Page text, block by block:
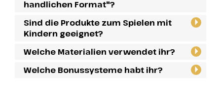
handlichen Format"?
Sind die Produkte zum Spielen mit
Kindern geeignet?
Welche Materialien verwendet ihr?
Welche Bonussysteme habt ihr?